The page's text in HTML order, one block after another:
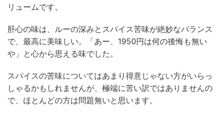
リュームです。
肝心の味は、ルーの深みとスパイス苦味が絶妙なバランス
で、最高に美味しい。「あー、1950円は何の後悔も無い
や」と心から思える味でした。
スパイスの苦味についてはあまり得意じゃない方がいらっ
しゃるかもしれませんが、極端に苦い訳ではありませんの
で、ほとんどの方は問題無いと思います。